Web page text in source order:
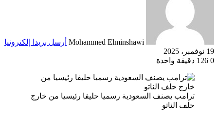
Mohammed Elminshawi أرسل بريدا إلكترونيا
19 نوفمبر، 2025
0
دقيقة واحدة
ترامب يصنف السعودية رسميا حليفا رئيسيا من خارج
حلف الناتو